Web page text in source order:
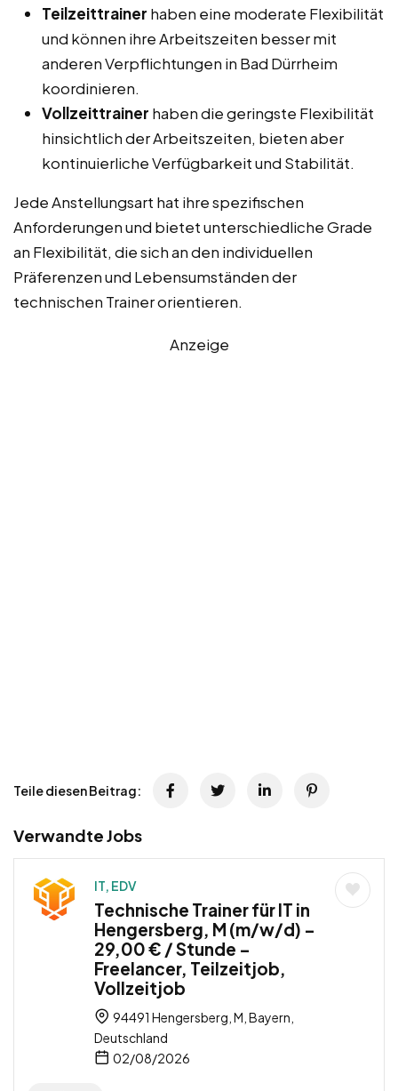
Teilzeittrainer haben eine moderate Flexibilität
und können ihre Arbeitszeiten besser mit
anderen Verpflichtungen in Bad Dürrheim
koordinieren.
Vollzeittrainer haben die geringste Flexibilität
hinsichtlich der Arbeitszeiten, bieten aber
kontinuierliche Verfügbarkeit und Stabilität.
Jede Anstellungsart hat ihre spezifischen
Anforderungen und bietet unterschiedliche Grade
an Flexibilität, die sich an den individuellen
Präferenzen und Lebensumständen der
technischen Trainer orientieren.
Anzeige
Teile diesen Beitrag:
Verwandte Jobs
IT, EDV
Technische Trainer für IT in
Hengersberg, M (m/w/d) –
29,00 € / Stunde –
Freelancer, Teilzeitjob,
Vollzeitjob
94491 Hengersberg, M, Bayern,
Deutschland
02/08/2026